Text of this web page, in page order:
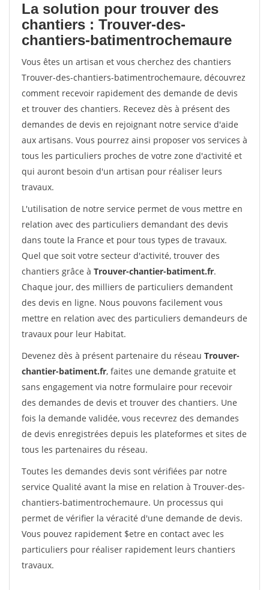
La solution pour trouver des
chantiers : Trouver-des-
chantiers-batimentrochemaure
Vous êtes un artisan et vous cherchez des chantiers
Trouver-des-chantiers-batimentrochemaure, découvrez
comment recevoir rapidement des demande de devis
et trouver des chantiers. Recevez dès à présent des
demandes de devis en rejoignant notre service d'aide
aux artisans. Vous pourrez ainsi proposer vos services à
tous les particuliers proches de votre zone d'activité et
qui auront besoin d'un artisan pour réaliser leurs
travaux.
L'utilisation de notre service permet de vous mettre en
relation avec des particuliers demandant des devis
dans toute la France et pour tous types de travaux.
Quel que soit votre secteur d'activité, trouver des
chantiers grâce à Trouver-chantier-batiment.fr.
Chaque jour, des milliers de particuliers demandent
des devis en ligne. Nous pouvons facilement vous
mettre en relation avec des particuliers demandeurs de
travaux pour leur Habitat.
Devenez dès à présent partenaire du réseau Trouver-
chantier-batiment.fr, faites une demande gratuite et
sans engagement via notre formulaire pour recevoir
des demandes de devis et trouver des chantiers. Une
fois la demande validée, vous recevrez des demandes
de devis enregistrées depuis les plateformes et sites de
tous les partenaires du réseau.
Toutes les demandes devis sont vérifiées par notre
service Qualité avant la mise en relation à Trouver-des-
chantiers-batimentrochemaure. Un processus qui
permet de vérifier la véracité d'une demande de devis.
Vous pouvez rapidement $etre en contact avec les
particuliers pour réaliser rapidement leurs chantiers
travaux.